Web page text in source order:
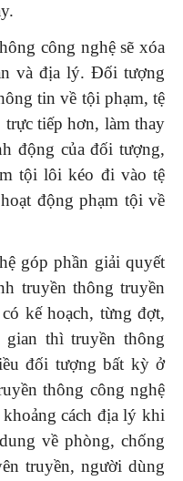
công nghệ sẽ xóa
và địa lý. Đối tượng
tin về tội phạm, tệ
tiếp hơn, làm thay
động của đối tượng,
tội lôi kéo đi vào tệ
động phạm tội về
góp phần giải quyết
truyền thông truyền
kế hoạch, từng đợt,
thì truyền thông
đối tượng bất kỳ ở
thông công nghệ
cách địa lý khi
về phòng, chống
truyền, người dùng